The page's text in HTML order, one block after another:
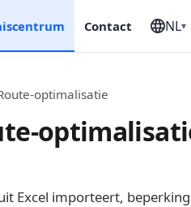
Contact NL▾
optimalisatie
Excel importeert,